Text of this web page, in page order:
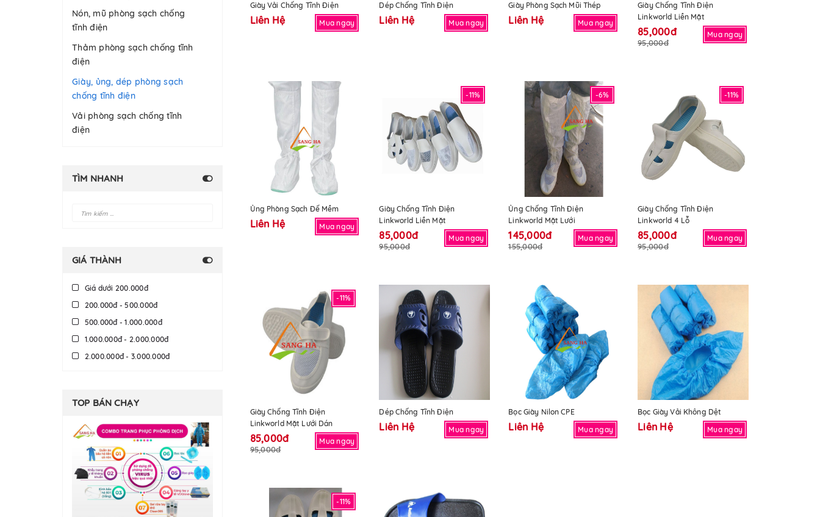
Giày Vải Chống Tĩnh Điện
Liên Hệ Mua ngay
Dép Chống Tĩnh Điện
Liên Hệ Mua ngay
Giày Phòng Sạch Mũi Thép
Liên Hệ Mua ngay
Giày Chống Tĩnh Điện
Linkworld Liền Mặt
85,000đ
95,000đ
Mua ngay
Ủng Phòng Sạch Đế Mềm
Liên Hệ Mua ngay
-11%
Giày Chống Tĩnh Điện
Linkworld Liền Mặt
85,000đ
95,000đ
Mua ngay
-6%
Ủng Chống Tĩnh Điện
Linkworld Mặt Lưới
145,000đ
155,000đ
Mua ngay
-11%
Giày Chống Tĩnh Điện
Linkworld 4 Lỗ
85,000đ
95,000đ
Mua ngay
-11%
Giày Chống Tĩnh Điện
Linkworld Mặt Lưới Dán
85,000đ
95,000đ
Mua ngay
Dép Chống Tĩnh Điện
Liên Hệ Mua ngay
Bọc Giày Nilon CPE
Liên Hệ Mua ngay
Bọc Giày Vải Không Dệt
Liên Hệ Mua ngay
-11%
Nón, mũ phòng sạch chống
tĩnh điện
Thảm phòng sạch chống tĩnh
điện
Giày, ủng, dép phòng sạch
chống tĩnh điện
Vải phòng sạch chống tĩnh
điện
TÌM NHANH
GIÁ THÀNH
Giá dưới 200.000đ
200.000đ - 500.000đ
500.000đ - 1.000.000đ
1.000.000đ - 2.000.000đ
2.000.000đ - 3.000.000đ
Giá trên 10.000.000đ
TOP BÁN CHẠY